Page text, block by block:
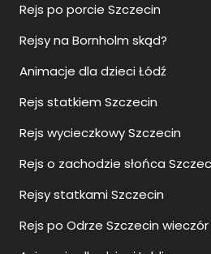
Rejs po porcie Szczecin
Rejsy na Bornholm skąd?
Animacje dla dzieci Łódź
Rejs statkiem Szczecin
Rejs wycieczkowy Szczecin
Rejs o zachodzie słońca
Rejsy statkami Szczecin
Rejs po Odrze Szczecin